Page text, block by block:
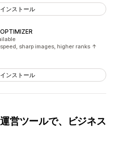
インストール
sharp images, higher ranks ↑
インストール
営ツールで、ビジネス